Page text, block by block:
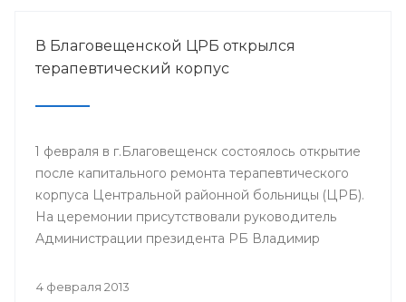
В Благовещенской ЦРБ открылся
терапевтический корпус
1 февраля в г.Благовещенск состоялось открытие
после капитального ремонта терапевтического
корпуса Центральной районной больницы (ЦРБ).
На церемонии присутствовали руководитель
Администрации президента РБ Владимир
Шебаев, глава администрации МР
4 февраля 2013